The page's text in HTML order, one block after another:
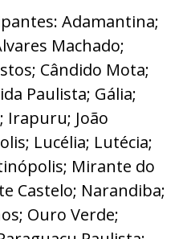
Adamantina;
Machado;
Cândido Mota;
Paulista; Gália;
Irapuru; João
Lucélia; Lutécia;
Mirante do
Castelo; Narandiba;
Ouro Verde;